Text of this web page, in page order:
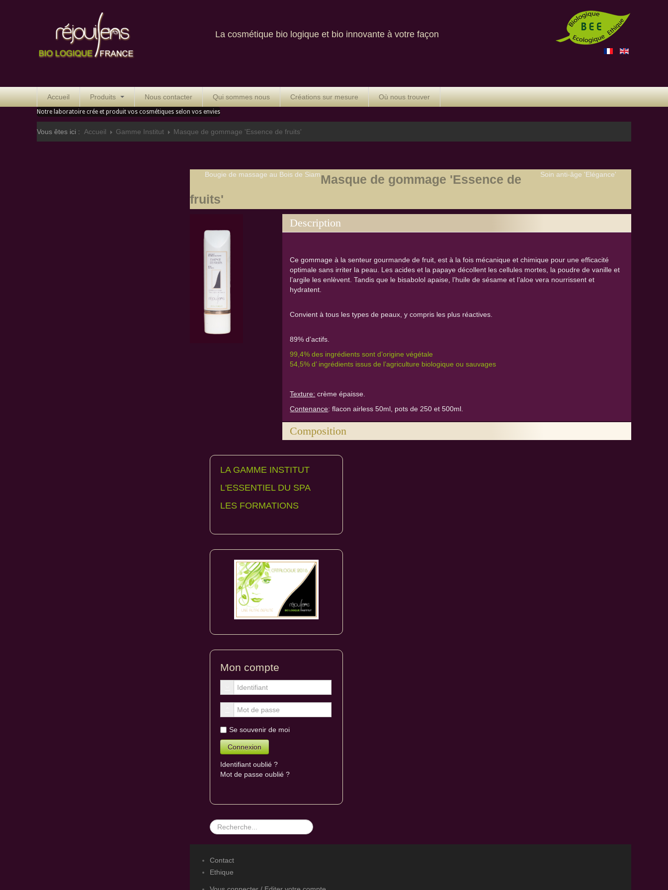
La cosmétique bio logique et bio innovante à votre façon
Accueil Produits Nous contacter Qui sommes nous Créations sur mesure Où nous trouver
Notre laboratoire crée et produit vos cosmétiques selon vos envies
Vous êtes ici : Accueil Gamme Institut Masque de gommage 'Essence de fruits'
Bougie de massage au Bois de Siam Soin anti-âge 'Elégance'
Masque de gommage 'Essence de
fruits'
Description
Ce gommage à la senteur gourmande de fruit, est à la fois mécanique et chimique pour une efficacité
optimale sans irriter la peau. Les acides et la papaye décollent les cellules mortes, la poudre de vanille et
l’argile les enlèvent. Tandis que le bisabolol apaise, l’huile de sésame et l’aloe vera nourrissent et
hydratent.
Convient à tous les types de peaux, y compris les plus réactives.
89% d’actifs.
99,4% des ingrédients sont d’origine végétale
54,5% d’ ingrédients issus de l’agriculture biologique ou sauvages
Texture: crème épaisse.
Contenance: flacon airless 50ml, pots de 250 et 500ml.
Composition
INCI: aloe barbadensis leaf juice*, aqua, sesamum indicum seed oil*, carica papaya seed oil, iris
extract, bisabolol, illite, potassium olivoyl hydrolized, wheat protein, cetearyl alcohol, glyceril and oleate,
* Issus de l’agriculture biologique
Utilisation
Poser la crème sur l’ensemble du visage et laisser reposer 5 min. Ensuite, effectuer de légers massages
circulaires pendant 3 minutes et rincer à l’eau claire ou avec une lotion apaisante.
LA GAMME INSTITUT
L'ESSENTIEL DU SPA
LES FORMATIONS
Mon compte
Se souvenir de moi
Identifiant oublié ?
Mot de passe oublié ?
Rechercher
Contact
Ethique